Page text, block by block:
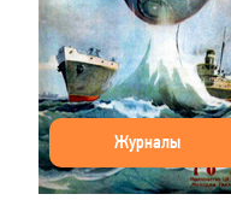
Журналы